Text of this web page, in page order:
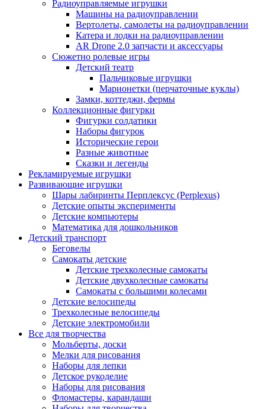
Радиоуправляемые игрушки
Машины на радиоуправлении
Вертолеты, самолеты на радиоуправлении
Катера и лодки на радиоуправлении
AR Drone 2.0 запчасти и аксессуары
Сюжетно ролевые игры
Детский театр
Пальчиковые игрушки
Марионетки (перчаточные куклы)
Замки, коттеджи, фермы
Коллекционные фигурки
Фигурки солдатики
Наборы фигурок
Исторические герои
Разные животные
Сказки и легенды
Рекламируемые игрушки
Развивающие игрушки
Шары лабиринты Перплексус (Perplexus)
Детские опыты эксперименты
Детские компьютеры
Математика для дошкольников
Детский транспорт
Беговелы
Самокаты детские
Детские трехколесные самокаты
Детские двухколесные самокаты
Самокаты с большими колесами
Детские велосипеды
Трехколесные велосипеды
Детские электромобили
Все для творчества
Мольберты, доски
Мелки для рисования
Наборы для лепки
Детское рукоделие
Наборы для рисования
Фломастеры, карандаши